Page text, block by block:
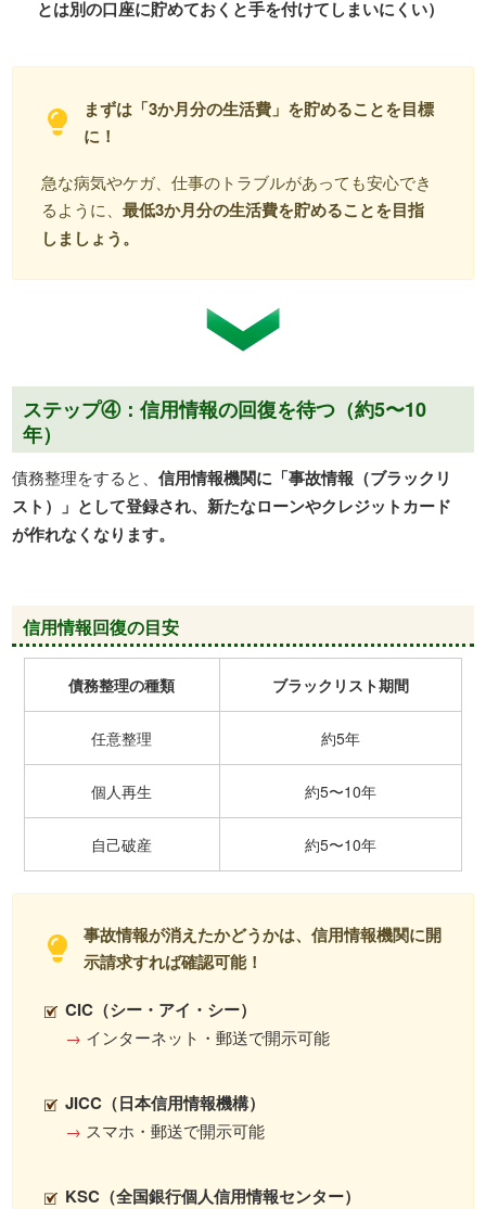
とは別の口座に貯めておくと手を付けてしまいにくい）
まずは「3か月分の生活費」を貯めることを目標
に！
急な病気やケガ、仕事のトラブルがあっても安心でき
るように、 最低3か月分の生活費を貯めることを目指
しましょう。
ステップ④：信用情報の回復を待つ（約5〜10
年）
債務整理をすると、信用情報機関に「事故情報（ブラックリ
スト）」として登録され、新たなローンやクレジットカード
が作れなくなります。
信用情報回復の目安
債務整理の種類 ブラックリスト期間
任意整理 約5年
個人再生 約5〜10年
自己破産 約5〜10年
事故情報が消えたかどうかは、信用情報機関に開
示請求すれば確認可能！
CIC（シー・アイ・シー）
→ インターネット・郵送で開示可能
JICC（日本信用情報機構）
→ スマホ・郵送で開示可能
KSC（全国銀行個人信用情報センター）